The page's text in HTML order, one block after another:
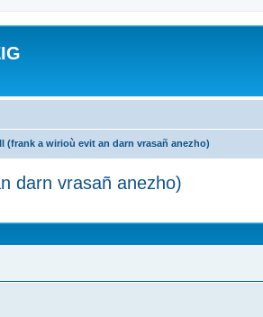
(frank a wirioù evit an darn vrasañ anezho)
darn vrasañ anezho)